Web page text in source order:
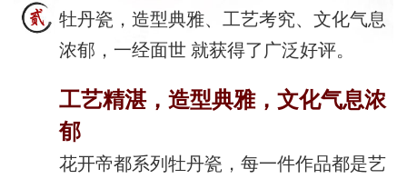
牡丹瓷，造型典雅、工艺考究、文化气息
浓郁，一经面世 就获得了广泛好评。
工艺精湛，造型典雅，文化气息浓
郁
花开帝都系列牡丹瓷，每一件作品都是艺